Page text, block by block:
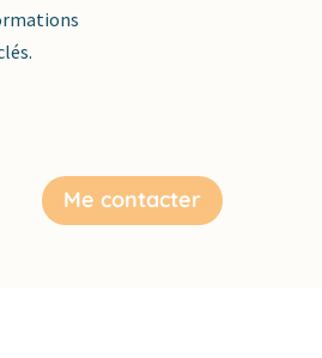
Me contacter